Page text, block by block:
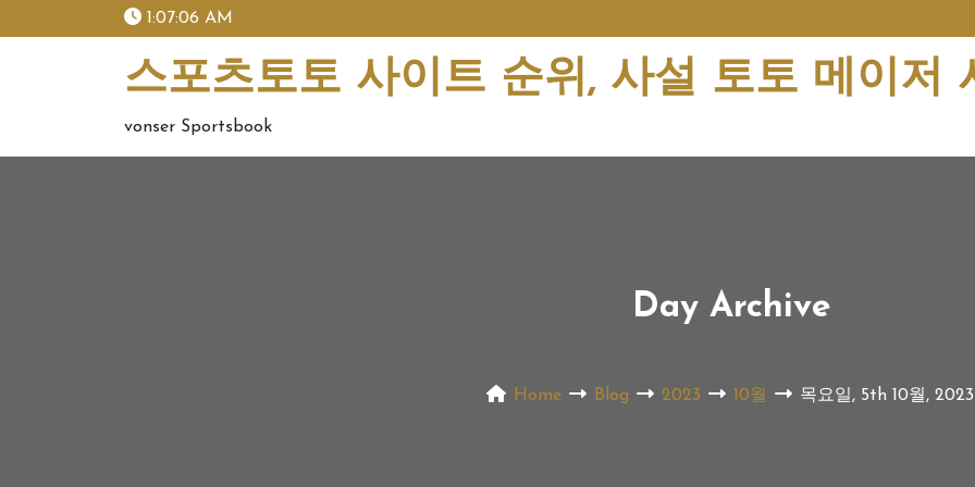
to
1:07:07 AM
스포츠토토 사이트 순위, 사설 토토 메이저
vonser Sportsbook
Day Archive
Home Blog 2023 10월 목요일, 5th 10월, 2023